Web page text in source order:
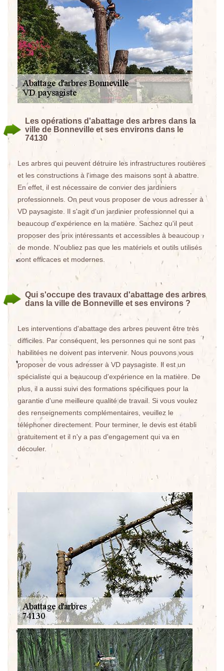
Les opérations d'abattage des arbres dans la
ville de Bonneville et ses environs dans le
74130
Les arbres qui peuvent détruire les infrastructures routières
et les constructions à l'image des maisons sont à abattre.
En effet, il est nécessaire de convier des jardiniers
professionnels. On peut vous proposer de vous adresser à
VD paysagiste. Il s'agit d'un jardinier professionnel qui a
beaucoup d'expérience en la matière. Sachez qu'il peut
proposer des prix intéressants et accessibles à beaucoup
de monde. N'oubliez pas que les matériels et outils utilisés
sont efficaces et modernes.
Qui s'occupe des travaux d'abattage des arbres
dans la ville de Bonneville et ses environs ?
Les interventions d'abattage des arbres peuvent être très
difficiles. Par conséquent, les personnes qui ne sont pas
habilitées ne doivent pas intervenir. Nous pouvons vous
proposer de vous adresser à VD paysagiste. Il est un
spécialiste qui a beaucoup d'expérience en la matière. De
plus, il a aussi suivi des formations spécifiques pour la
garantie d'une meilleure qualité de travail. Si vous voulez
des renseignements complémentaires, veuillez le
téléphoner directement. Pour terminer, le devis est établi
gratuitement et il n'y a pas d'engagement qui va en
découler.